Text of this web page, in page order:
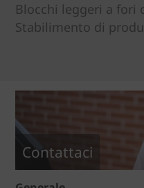
Blocchi leggeri a fori
Stabilimento di
Contattaci